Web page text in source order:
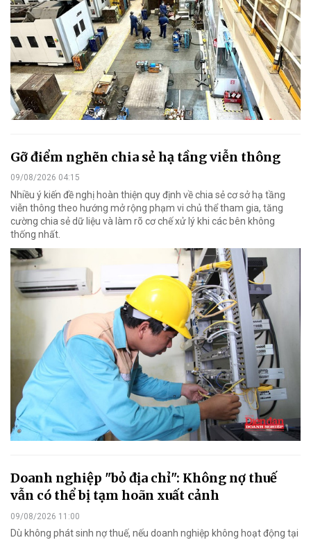
Gỡ điểm nghẽn chia sẻ hạ tầng viễn thông
09/08/2026 04:15
Nhiều ý kiến đề nghị hoàn thiện quy định về chia sẻ cơ sở hạ tầng
viễn thông theo hướng mở rộng phạm vi chủ thể tham gia, tăng
cường chia sẻ dữ liệu và làm rõ cơ chế xử lý khi các bên không
thống nhất.
Doanh nghiệp "bỏ địa chỉ": Không nợ thuế
vẫn có thể bị tạm hoãn xuất cảnh
09/08/2026 11:00
Dù không phát sinh nợ thuế, nếu doanh nghiệp không hoạt động tại